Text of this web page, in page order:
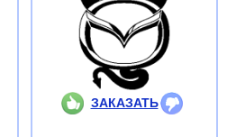
ЗАКАЗАТЬ